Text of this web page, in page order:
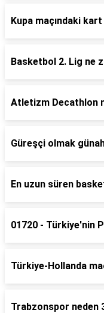
Kupa maçındaki
Basketbol 2. Lig ne
Atletizm Decathlon
Güreşçi olmak
En uzun süren
01720 - Türkiye'nin
Türkiye-Hollanda
Trabzonspor neden